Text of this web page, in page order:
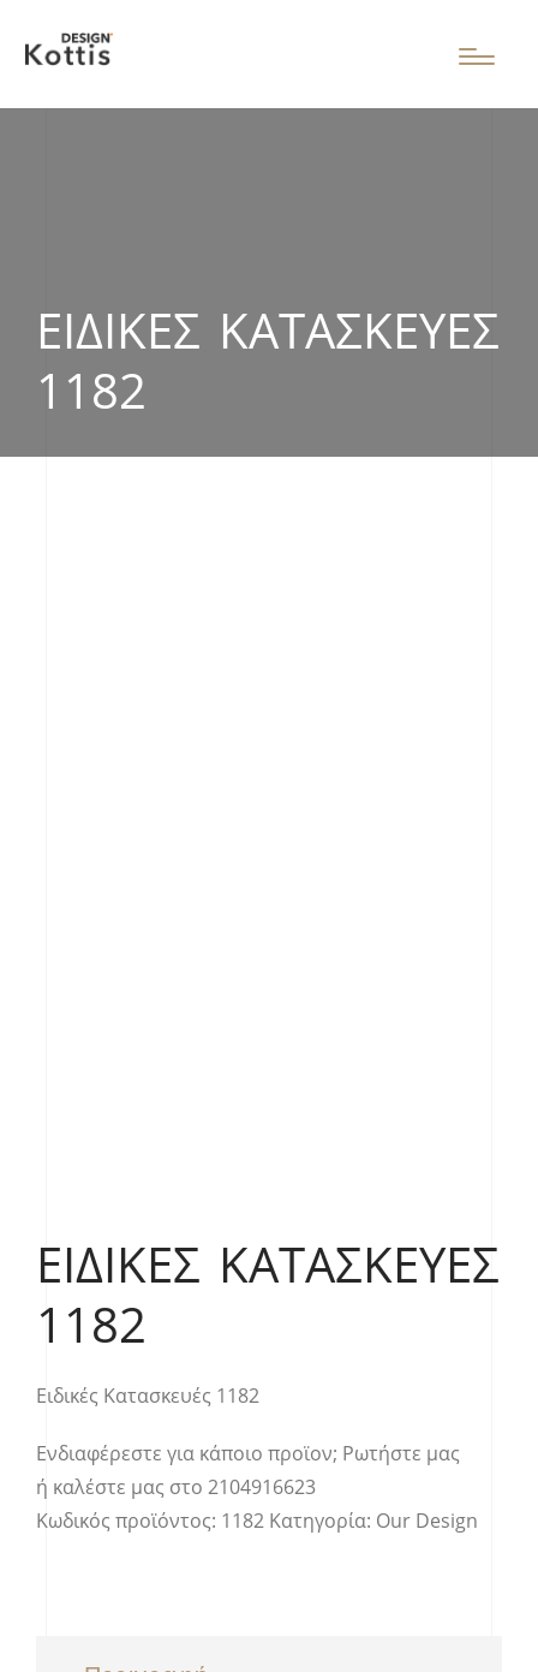
ΕΙΔΙΚΈΣ ΚΑΤΑΣΚΕΥΈΣ
1182
ΕΙΔΙΚΈΣ ΚΑΤΑΣΚΕΥΈΣ
1182
Ειδικές Κατασκευές 1182
Ενδιαφέρεστε για κάποιο προϊον; Ρωτήστε μας
ή καλέστε μας στο 2104916623
Κωδικός προϊόντος: 1182 Κατηγορία: Our Design